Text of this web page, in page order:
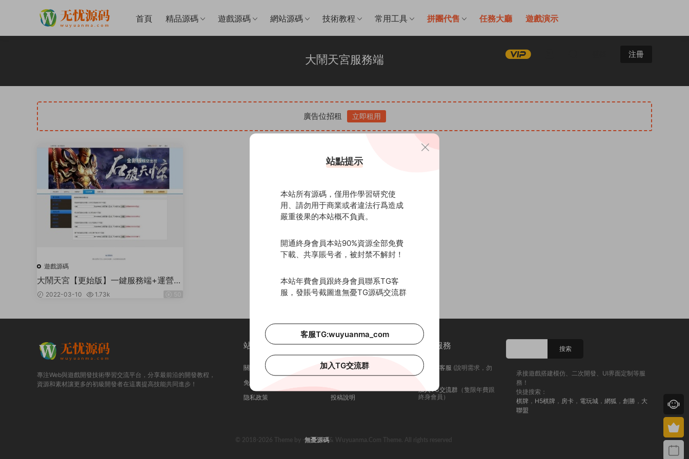
首頁 精品源碼 遊戲源碼 網站源碼 技術教程 常用工具 拼團代售 任務大廳 遊戲演示
注冊
大鬧天宮服務端
廣告位招租 立即租用
遊戲源碼
大鬧天宮【更始版】一鍵服務端+運營後
台+充值功能站+GM模式+微端+配置解
包打包工具+視頻教程
2022-03-10 1.73k 50
專注Web與遊戲開發技術學習交流平台，分享最前沿的開發教程，
資源和素材讓更多的初級開發者在這裏提高技能共同進步！
站點簡介
關于我們
免責申明
隐私政策
站點導航
會員介紹
投稿說明
站點服務
聯系TG客服 (說明需求，勿
問在否)
加入TG交流群 （隻限年費跟
終身會員）
承接遊戲搭建模仿、二次開發、UI界面定制等服
務！
快捷搜索：
棋牌， H5棋牌， 房卡， 電玩城， 網狐 ， 創勝 ， 大
聯盟
© 2018-2026 Theme by -無憂源碼& Wuyuanma.Com Theme. All rights reserved
站點提示
本站所有源碼，僅用作學習研究使
用、請勿用于商業或者違法行爲造成
嚴重後果的本站概不負責。
開通終身會員本站90%資源全部免費
下載、共享賬号者，被封禁不解封！
本站年費會員跟終身會員聯系TG客
服，發賬号截圖進無憂TG源碼交流群
客服TG:wuyuanma_com
加入TG交流群